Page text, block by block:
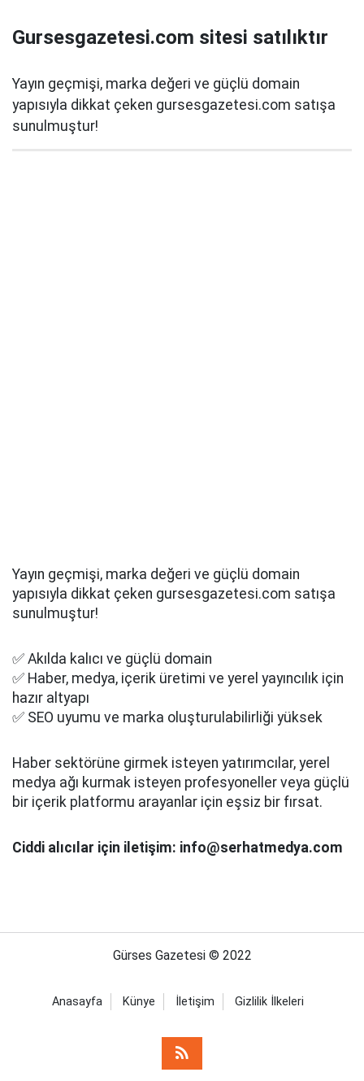
Gursesgazetesi.com sitesi satılıktır
Yayın geçmişi, marka değeri ve güçlü domain
yapısıyla dikkat çeken gursesgazetesi.com satışa
sunulmuştur!
Yayın geçmişi, marka değeri ve güçlü domain
yapısıyla dikkat çeken gursesgazetesi.com satışa
sunulmuştur!
✅ Akılda kalıcı ve güçlü domain
✅ Haber, medya, içerik üretimi ve yerel yayıncılık için
hazır altyapı
✅ SEO uyumu ve marka oluşturulabilirliği yüksek
Haber sektörüne girmek isteyen yatırımcılar, yerel
medya ağı kurmak isteyen profesyoneller veya güçlü
bir içerik platformu arayanlar için eşsiz bir fırsat.
Ciddi alıcılar için iletişim: info@serhatmedya.com
Gürses Gazetesi © 2022
Anasayfa Künye İletişim Gizlilik İlkeleri